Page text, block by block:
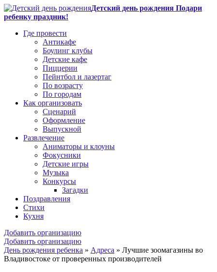
Детский день рождения Подари
ребенку праздник!
Где провести
Антикафе
Боулинг клубы
Детские кафе
Пиццерии
Пейнтбол и лазертаг
По возрасту
По городам
Как организовать
Сценарий
Оформление
Выпускной
Развлечение
Аниматоры и клоуны
Фокусники
Детские игры
Музыка
Конкурсы
Загадки
Поздравления
Стихи
Кухня
Добавить организацию
Добавить организацию
День рождения ребенка » Адреса » Лучшие зоомагазины во
Владивостоке от проверенных производителей